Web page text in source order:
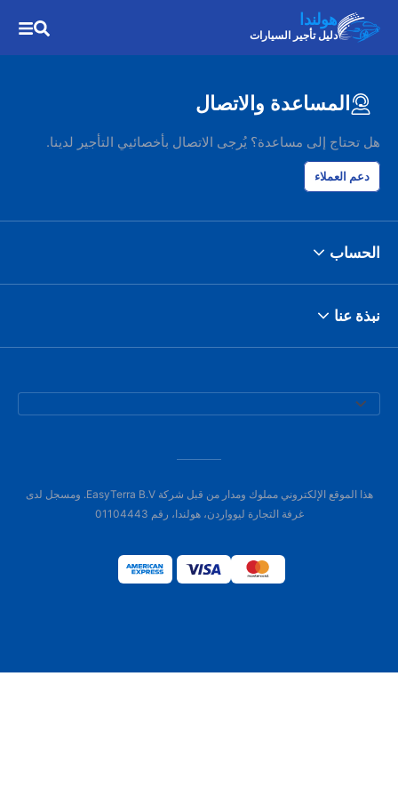
هولندا
دليل تأجير السيارات
المساعدة والاتصال
هل تحتاج إلى مساعدة؟ يُرجى الاتصال بأخصائيي التأجير لدينا.
دعم العملاء
الحساب
نبذة عنا
هذا الموقع الإلكتروني مملوك ومدار من قبل شركة EasyTerra B.V. ومسجل لدى
غرفة التجارة ليوواردن، هولندا، رقم 01104443